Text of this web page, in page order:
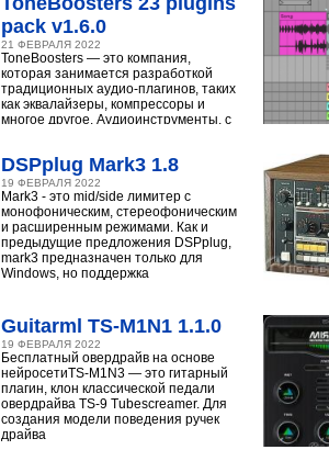
pack v1.6.0
21 ФЕВРАЛЯ 2022
ToneBoosters — это компания,
которая занимается разработкой
традиционных аудио-плагинов, таких
как эквалайзеры, компрессоры и
многое другое. Аудиоинструменты, с
DSPplug Mark3 1.8
19 ФЕВРАЛЯ 2022
Mark3 - это mid/side лимитер с
монофоническим, стереофоническим
и расширенным режимами. Как и
предыдущие предложения DSPplug,
mark3 предназначен только для
Windows, но поддержка
Guitarml TS-M1N1 1.1.0
19 ФЕВРАЛЯ 2022
Бесплатный овердрайв на основе
нейросетиTS-M1N3 — это гитарный
плагин, клон классической педали
овердрайва TS-9 Tubescreamer. Для
создания модели поведения ручек
драйва